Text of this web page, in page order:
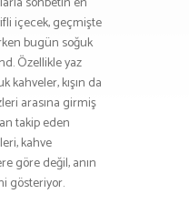
içecek, geçmişte
bugün soğuk
Özellikle yaz
kahveler, kışın da
arasına girmiş
takip eden
kahve
göre değil, anın
gösteriyor.